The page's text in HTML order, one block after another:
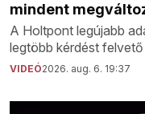
mindent
A Holtpont legújabb
legtöbb kérdést
VIDEÓ2026. aug. 6. 19:37